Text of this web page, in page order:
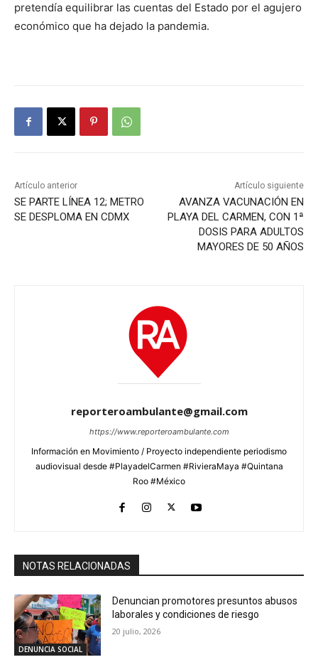
pretendía equilibrar las cuentas del Estado por el agujero
económico que ha dejado la pandemia.
Artículo anterior
SE PARTE LÍNEA 12; METRO
SE DESPLOMA EN CDMX
Artículo siguiente
AVANZA VACUNACIÓN EN
PLAYA DEL CARMEN, CON 1ª
DOSIS PARA ADULTOS
MAYORES DE 50 AÑOS
reporteroambulante@gmail.com
https://www.reporteroambulante.com
Información en Movimiento / Proyecto independiente periodismo
audiovisual desde #PlayadelCarmen #RivieraMaya #Quintana
Roo #México
NOTAS RELACIONADAS
DENUNCIA SOCIAL
Denuncian promotores presuntos abusos
laborales y condiciones de riesgo
20 julio, 2026